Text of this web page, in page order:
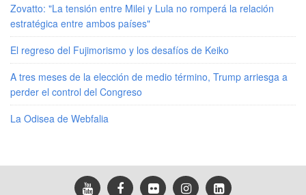
Zovatto: "La tensión entre Milei y Lula no romperá la relación
estratégica entre ambos países"
El regreso del Fujimorismo y los desafíos de Keiko
A tres meses de la elección de medio término, Trump arriesga a
perder el control del Congreso
La Odisea de Webfalia